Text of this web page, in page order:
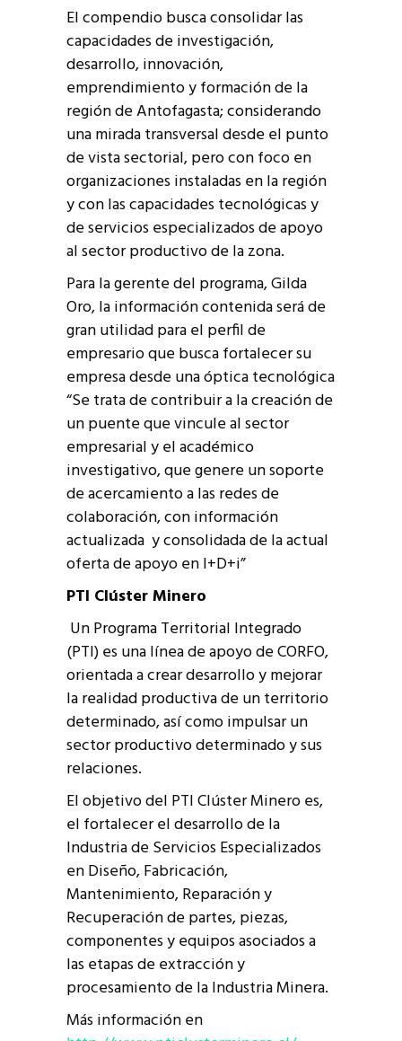
El compendio busca consolidar las
capacidades de investigación,
desarrollo, innovación,
emprendimiento y formación de la
región de Antofagasta; considerando
una mirada transversal desde el punto
de vista sectorial, pero con foco en
organizaciones instaladas en la región
y con las capacidades tecnológicas y
de servicios especializados de apoyo
al sector productivo de la zona.
Para la gerente del programa, Gilda
Oro, la información contenida será de
gran utilidad para el perfil de
empresario que busca fortalecer su
empresa desde una óptica tecnológica
“Se trata de contribuir a la creación de
un puente que vincule al sector
empresarial y el académico
investigativo, que genere un soporte
de acercamiento a las redes de
colaboración, con información
actualizada y consolidada de la actual
oferta de apoyo en I+D+i”
PTI Clúster Minero
Un Programa Territorial Integrado
(PTI) es una línea de apoyo de CORFO,
orientada a crear desarrollo y mejorar
la realidad productiva de un territorio
determinado, así como impulsar un
sector productivo determinado y sus
relaciones.
El objetivo del PTI Clúster Minero es,
el fortalecer el desarrollo de la
Industria de Servicios Especializados
en Diseño, Fabricación,
Mantenimiento, Reparación y
Recuperación de partes, piezas,
componentes y equipos asociados a
las etapas de extracción y
procesamiento de la Industria Minera.
Más información en